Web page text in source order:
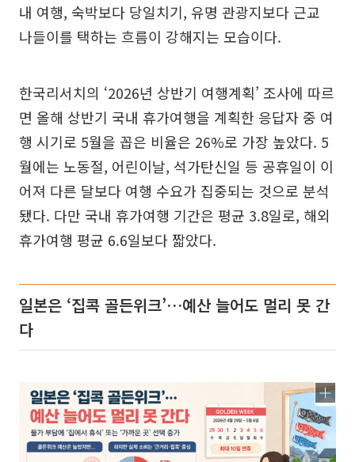
내 여행, 숙박보다 당일치기, 유명 관광지보다 근교
나들이를 택하는 흐름이 강해지는 모습이다.
한국리서치의 ‘2026년 상반기 여행계획’ 조사에 따르
면 올해 상반기 국내 휴가여행을 계획한 응답자 중 여
행 시기로 5월을 꼽은 비율은 26%로 가장 높았다. 5
월에는 노동절, 어린이날, 석가탄신일 등 공휴일이 이
어져 다른 달보다 여행 수요가 집중되는 것으로 분석
됐다. 다만 국내 휴가여행 기간은 평균 3.8일로, 해외
휴가여행 평균 6.6일보다 짧았다.
일본은 ‘집콕 골든위크’…예산 늘어도 멀리 못 간
다